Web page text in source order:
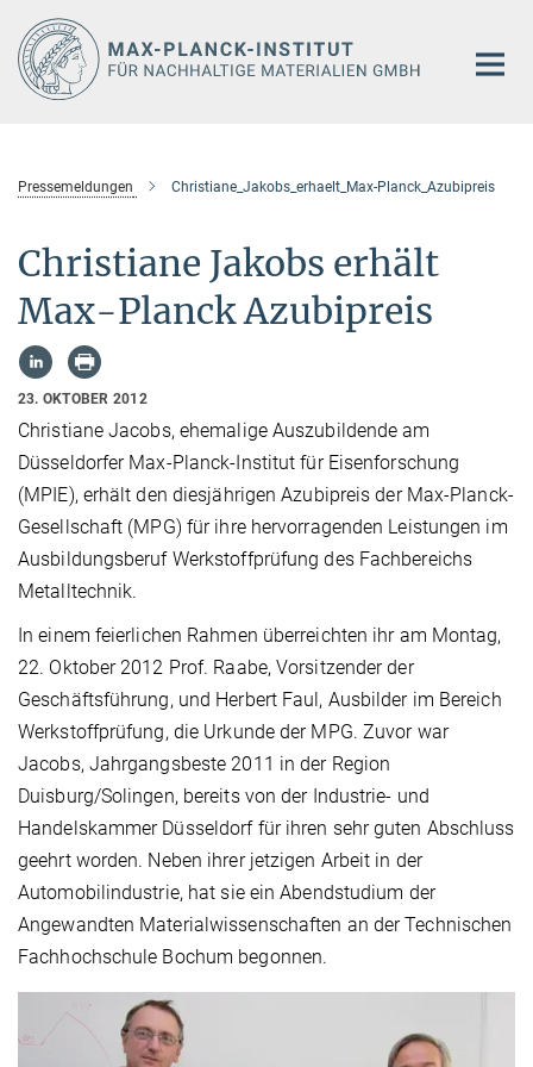
Hauptinhalt
Pressemeldungen Christiane_Jakobs_erhaelt_Max-Planck_Azubipreis
Christiane Jakobs erhält
Max-Planck Azubipreis
23. OKTOBER 2012
Christiane Jacobs, ehemalige Auszubildende am
Düsseldorfer Max-Planck-Institut für Eisenforschung
(MPIE), erhält den diesjährigen Azubipreis der Max-Planck-
Gesellschaft (MPG) für ihre hervorragenden Leistungen im
Ausbildungsberuf Werkstoffprüfung des Fachbereichs
Metalltechnik.
In einem feierlichen Rahmen überreichten ihr am Montag,
22. Oktober 2012 Prof. Raabe, Vorsitzender der
Geschäftsführung, und Herbert Faul, Ausbilder im Bereich
Werkstoffprüfung, die Urkunde der MPG. Zuvor war
Jacobs, Jahrgangsbeste 2011 in der Region
Duisburg/Solingen, bereits von der Industrie- und
Handelskammer Düsseldorf für ihren sehr guten Abschluss
geehrt worden. Neben ihrer jetzigen Arbeit in der
Automobilindustrie, hat sie ein Abendstudium der
Angewandten Materialwissenschaften an der Technischen
Fachhochschule Bochum begonnen.